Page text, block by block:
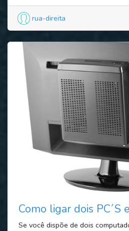
rua-direita
Como ligar dois PC´S
Se você dispõe de dois